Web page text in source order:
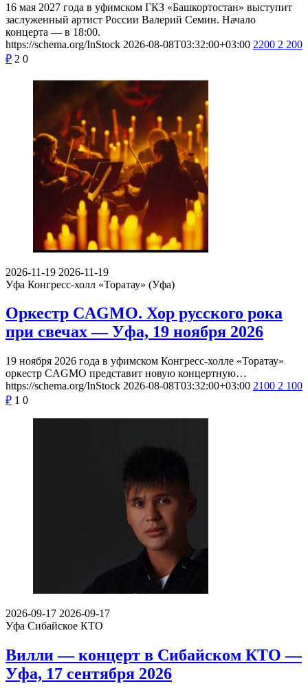
16 мая 2027 года в уфимском ГКЗ «Башкортостан» выступит
заслуженный артист России Валерий Семин. Начало
концерта — в 18:00.
https://schema.org/InStock 2026-08-08T03:32:00+03:00 2200 2 200
₽ 2 0
2026-11-19 2026-11-19
Уфа Конгресс-холл «Торатау» (Уфа)
Оркестр CAGMO. Хор русского рока
при свечах — Уфа, 19 ноября 2026
19 ноября 2026 года в уфимском Конгресс-холле «Торатау»
оркестр CAGMO представит новую концертную…
https://schema.org/InStock 2026-08-08T03:32:00+03:00 2100 2 100
₽ 1 0
2026-09-17 2026-09-17
Уфа Сибайское КТО
Вилли — концерт в Сибайском КТО —
Уфа, 17 сентября 2026